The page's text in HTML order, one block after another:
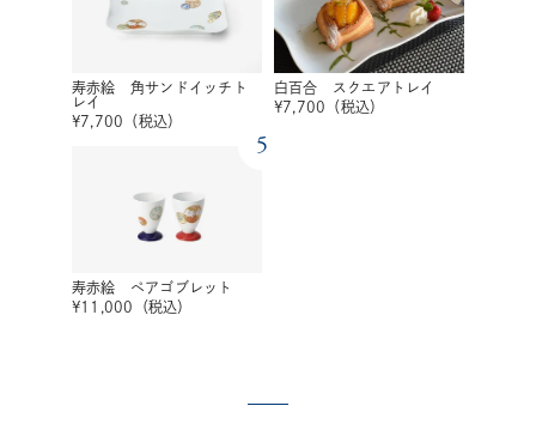
寿赤絵 角サンドイッチト
レイ
¥7,700 （税込）
白百合 スクエアトレイ
¥7,700 （税込）
5
寿赤絵 ペアゴブレット
¥11,000 （税込）